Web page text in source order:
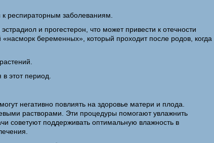
респираторным заболеваниям.
и прогестерон, что может привести к отечности
беременных», который проходит после родов, когда
этот период.
негативно повлиять на здоровье матери и плода.
растворами. Эти процедуры помогают увлажнить
советуют поддерживать оптимальную влажность в